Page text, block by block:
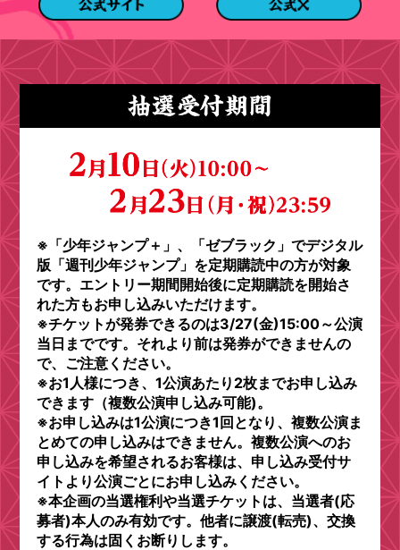
※「少年ジャンプ＋」、「ゼブラック」でデジタル
版「週刊少年ジャンプ」を定期購読中の方が対象
です。エントリー期間開始後に定期購読を開始さ
れた方もお申し込みいただけます。
※チケットが発券できるのは3/27(金)15:00～公演
当日までです。それより前は発券ができませんの
で、ご注意ください。
※お1人様につき、1公演あたり2枚までお申し込み
できます（複数公演申し込み可能)。
※お申し込みは1公演につき1回となり、複数公演ま
とめての申し込みはできません。複数公演へのお
申し込みを希望されるお客様は、申し込み受付サ
イトより公演ごとにお申し込みください。
※本企画の当選権利や当選チケットは、当選者(応
募者)本人のみ有効です。他者に譲渡(転売)、交換
する行為は固くお断りします。